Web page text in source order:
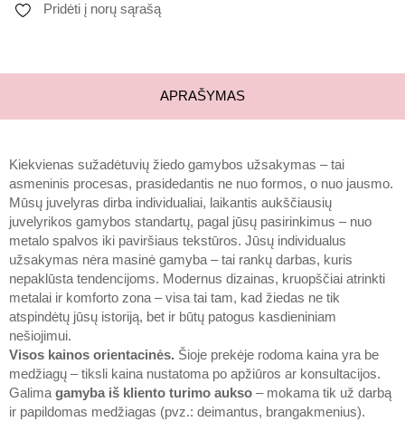
Pridėti į norų sąrašą
APRAŠYMAS
Kiekvienas sužadėtuvių žiedo gamybos užsakymas – tai
asmeninis procesas, prasidedantis ne nuo formos, o nuo jausmo.
Mūsų juvelyras dirba individualiai, laikantis aukščiausių
juvelyrikos gamybos standartų, pagal jūsų pasirinkimus – nuo
metalo spalvos iki paviršiaus tekstūros. Jūsų individualus
užsakymas nėra masinė gamyba – tai rankų darbas, kuris
nepaklūsta tendencijoms. Modernus dizainas, kruopščiai atrinkti
metalai ir komforto zona – visa tai tam, kad žiedas ne tik
atspindėtų jūsų istoriją, bet ir būtų patogus kasdieniniam
nešiojimui.
Visos kainos orientacinės. Šioje prekėje rodoma kaina yra be
medžiagų – tiksli kaina nustatoma po apžiūros ar konsultacijos.
Galima gamyba iš kliento turimo aukso – mokama tik už darbą
ir papildomas medžiagas (pvz.: deimantus, brangakmenius).